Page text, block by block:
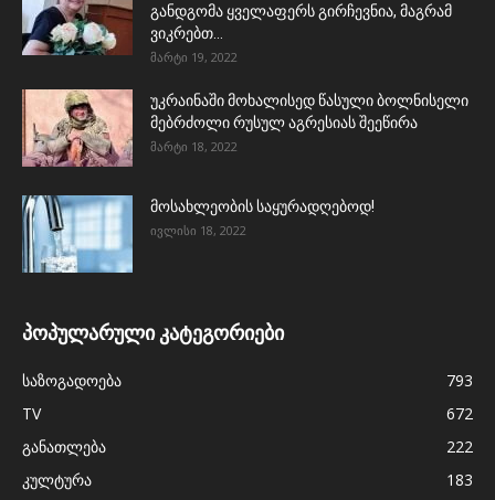
განდგომა ყველაფერს გირჩევნია, მაგრამ
ვიკრებთ...
მარტი 19, 2022
უკრაინაში მოხალისედ წასული ბოლნისელი
მებრძოლი რუსულ აგრესიას შეეწირა
მარტი 18, 2022
მოსახლეობის საყურადღებოდ!
ივლისი 18, 2022
პოპულარული კატეგორიები
საზოგადოება
793
TV
672
განათლება
222
კულტურა
183